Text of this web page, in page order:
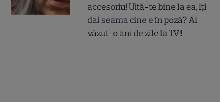
accesoriu! Uită-te bine la ea, îți
dai seama cine e în poză? Ai
văzut-o ani de zile la TV!!